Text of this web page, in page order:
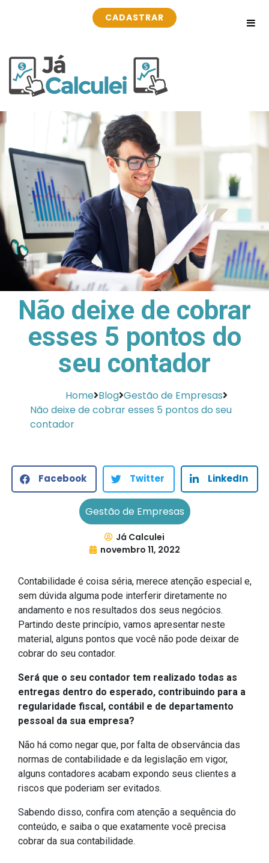
CADASTRAR
Não deixe de cobrar
esses 5 pontos do
seu contador
Home Blog Gestão de Empresas
Não deixe de cobrar esses 5 pontos do seu
contador
Facebook Twitter LinkedIn
Gestão de Empresas
Já Calculei
novembro 11, 2022
Contabilidade é coisa séria, merece atenção especial e,
sem dúvida alguma pode interferir diretamente no
andamento e nos resultados dos seus negócios.
Partindo deste princípio, vamos apresentar neste
material, alguns pontos que você não pode deixar de
cobrar do seu contador.
Será que o seu contador tem realizado todas as
entregas dentro do esperado, contribuindo para a
regularidade fiscal, contábil e de departamento
pessoal da sua empresa?
Não há como negar que, por falta de observância das
normas de contabilidade e da legislação em vigor,
alguns contadores acabam expondo seus clientes a
riscos que poderiam ser evitados.
Sabendo disso, confira com atenção a sequência do
conteúdo, e saiba o que exatamente você precisa
cobrar da sua contabilidade.